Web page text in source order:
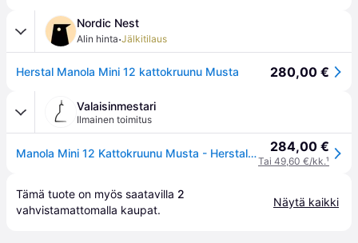
Nordic Nest
Alin hinta·Jälkitilaus
Herstal Manola Mini 12 kattokruunu Musta 280,00 €
Valaisinmestari
Ilmainen toimitus
Manola Mini 12 Kattokruunu Musta - Herstal - Ruokailutila - Metalli 284,00 €
Tai 49,60 €/kk.¹
Tämä tuote on myös saatavilla 2
vahvistamattomalla kaupat.
Näytä kaikki